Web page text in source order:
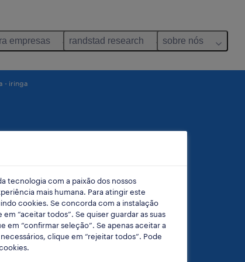
empresas randstad research sobre nós
- iringa
tecnologia com a paixão dos nossos
mais humana. Para atingir este
cookies. Se concorda com a instalação
“aceitar todos”. Se quiser guardar as suas
em “confirmar seleção”. Se apenas aceitar a
clique em “rejeitar todos”. Pode